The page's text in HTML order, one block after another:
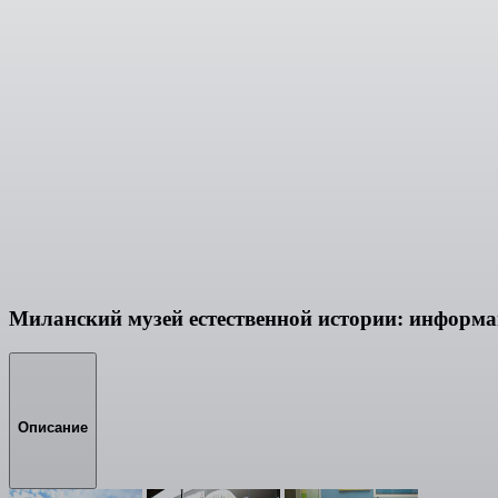
Миланский музей естественной истории:
Описание